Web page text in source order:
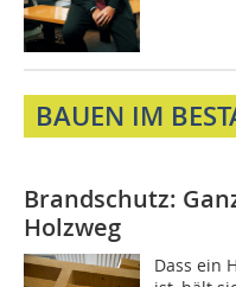
BAUEN IM
Brandschutz:
Holzweg
Dass ein